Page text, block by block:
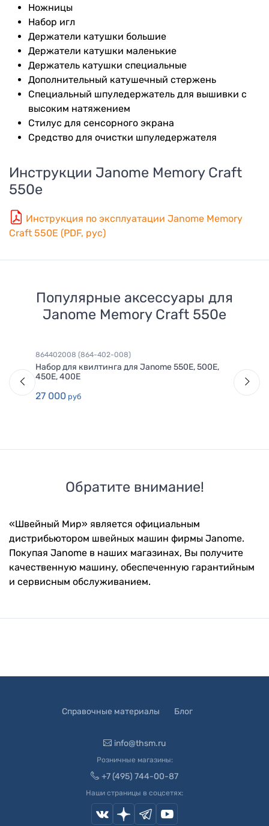
Ножницы
Набор игл
Держатели катушки большие
Держатели катушки маленькие
Держатель катушки специальные
Дополнительный катушечный стержень
Специальный шпуледержатель для вышивки с
высоким натяжением
Стилус для сенсорного экрана
Средство для очистки шпуледержателя
Инструкции Janome Memory Craft
550e
Инструкция по эксплуатации Janome Memory
Craft 550E (PDF, рус)
Популярные аксессуары для
Janome Memory Craft 550e
864402008 (864-402-008)
Набор для квилтинга для Janome 550E, 500E,
450E, 400E
27 000 руб
Обратите внимание!
«Швейный Мир» является официальным
дистрибьютором швейных машин фирмы Janome.
Покупая Janome в наших магазинах, Вы получите
качественную машину, обеспеченную гарантийным
и сервисным обслуживанием.
Справочные материалы Блог
info@thsm.ru
Розничные магазины:
+7 (495) 744-00-87
Наши страницы в соцсетях: